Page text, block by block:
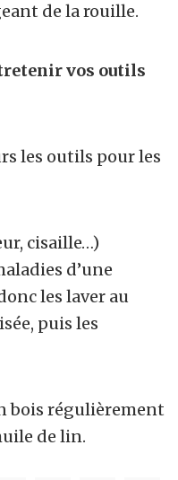
de la rouille.
vos outils
les outils pour les
cisaille…)
d’une
les laver au
puis les
bois régulièrement
de lin.